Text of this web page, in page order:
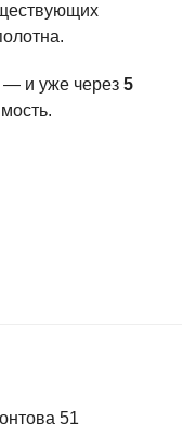
— и уже через 5
51